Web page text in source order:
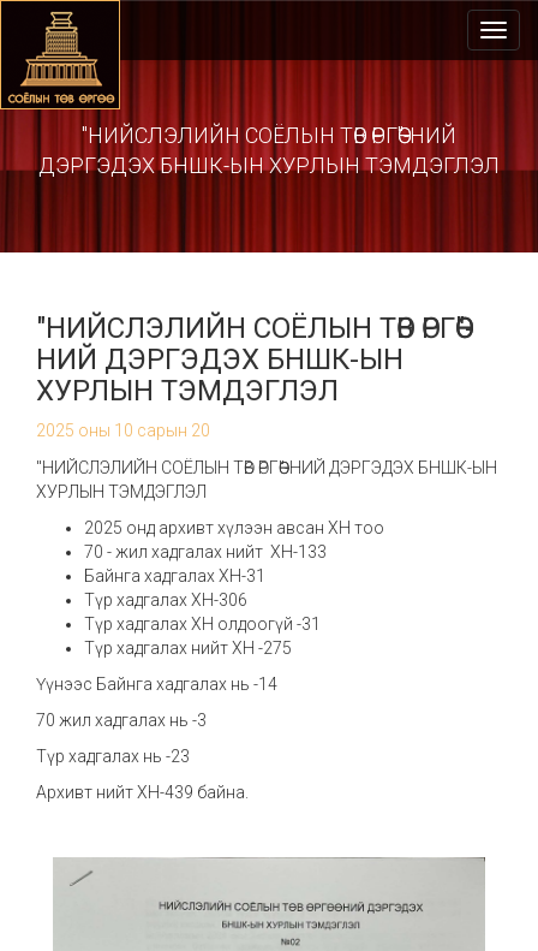
"НИЙСЛЭЛИЙН СОЁЛЫН ТӨВ ӨРГӨӨ"-НИЙ
ДЭРГЭДЭХ БНШК-ЫН ХУРЛЫН ТЭМДЭГЛЭЛ
"НИЙСЛЭЛИЙН СОЁЛЫН ТӨВ ӨРГӨӨ"-
НИЙ ДЭРГЭДЭХ БНШК-ЫН
ХУРЛЫН ТЭМДЭГЛЭЛ
2025 оны 10 сарын 20
"НИЙСЛЭЛИЙН СОЁЛЫН ТӨВ ӨРГӨӨ"-НИЙ ДЭРГЭДЭХ БНШК-ЫН
ХУРЛЫН ТЭМДЭГЛЭЛ
2025 онд архивт хүлээн авсан ХН тоо
70 - жил хадгалах нийт ХН-133
Байнга хадгалах ХН-31
Түр хадгалах ХН-306
Түр хадгалах ХН олдоогүй -31
Түр хадгалах нийт ХН -275
Үүнээс Байнга хадгалах нь -14
70 жил хадгалах нь -3
Түр хадгалах нь -23
Архивт нийт ХН-439 байна.